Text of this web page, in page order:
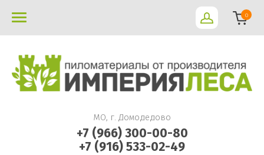
0
МО, г. Домодедово
+7 (966) 300-00-80
+7 (916) 533-02-49